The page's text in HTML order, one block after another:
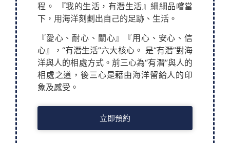
程。 『我的生活，有潛生活』細細品嚐當
下，用海洋刻劃出自己的足跡、生活。
『愛心、耐心、關心』『用心、安心、信
心』，“有潛生活”六大核心。 是“有潛”對海
洋與人的相處方式。前三心為“有潛”與人的
相處之道，後三心是藉由海洋留給人的印
象及感受。
立即預約